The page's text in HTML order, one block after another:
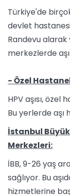
Türkiye'de
devlet
Randevu
merkezlerde
- Özel
HPV aşısı,
Bu yerlerde aşı
İstanbul
Merkezleri:
İBB, 9-26 yaş
sağlıyor. Bu
hizmetlerine